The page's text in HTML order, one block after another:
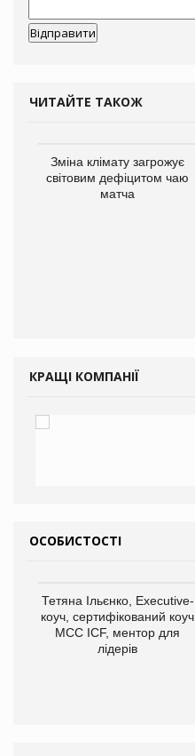
ЧИТАЙТЕ ТАКОЖ
Зміна клімату загрожує
світовим дефіцитом чаю
матча
КРАЩІ КОМПАНІЇ
ОСОБИСТОСТІ
Тетяна Ільєнко, Executive-
коуч, сертифікований коуч
МСС ICF, ментор для
лідерів